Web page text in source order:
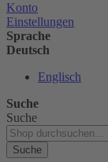
Konto
Einstellungen
Sprache
Deutsch
Englisch
Suche
Suche
Suche